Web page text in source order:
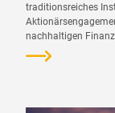
traditionsreiches
nachhaltigen